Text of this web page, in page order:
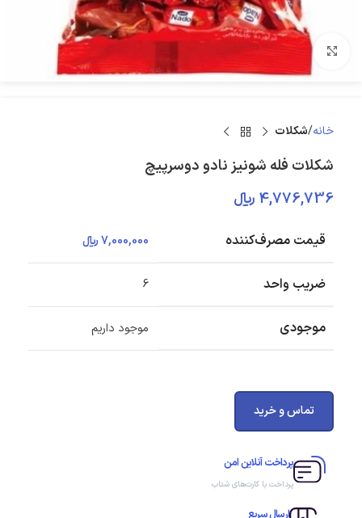
بزرگنمایی تصویر
خانه شکلات
شکلات فله شونیز نادو دوسرپیچ
4,776,736 ﷼
قیمت مصرف‌کننده 7,000,000﷼
ضریب واحد 6
موجودی موجود داریم
تماس و خرید
پرداخت آنلاین امن
پرداخت با کارت‌های شتاب
ارسال سریع